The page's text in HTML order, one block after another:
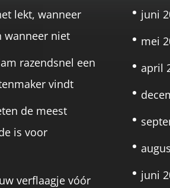
lekt, wanneer
wanneer niet
razendsnel een
vindt
de meest
is voor
verflaagje vóór
juni
mei
april
juni